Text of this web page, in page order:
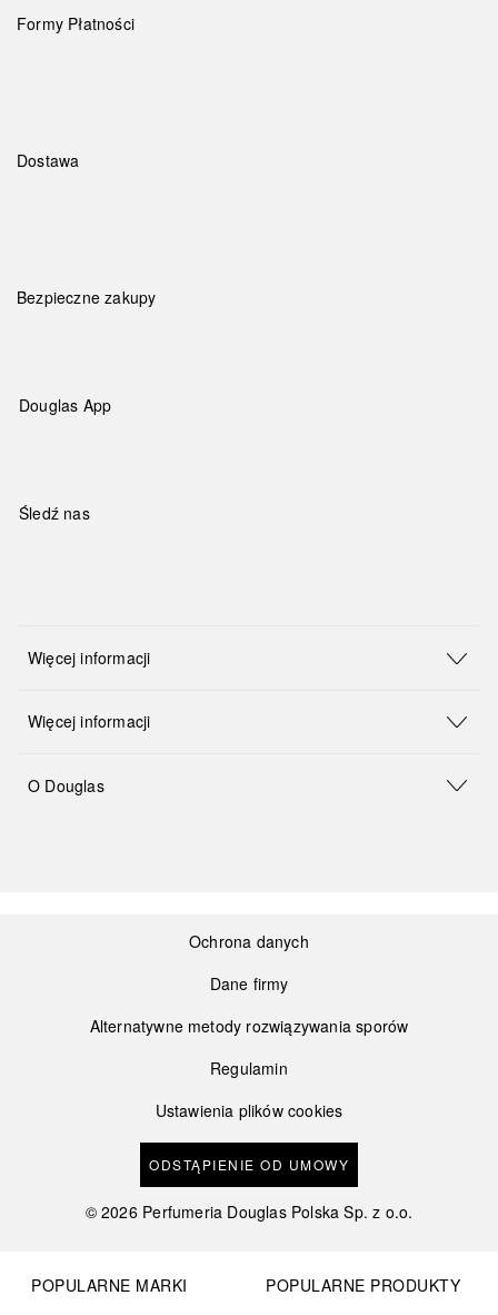
Formy Płatności
Dostawa
Bezpieczne zakupy
Douglas App
Śledź nas
Więcej informacji
Więcej informacji
O Douglas
Ochrona danych
Dane firmy
Alternatywne metody rozwiązywania sporów
Regulamin
Ustawienia plików cookies
ODSTĄPIENIE OD UMOWY
©2026 Perfumeria Douglas Polska Sp. z o.o.
POPULARNE MARKI
POPULARNE PRODUKTY